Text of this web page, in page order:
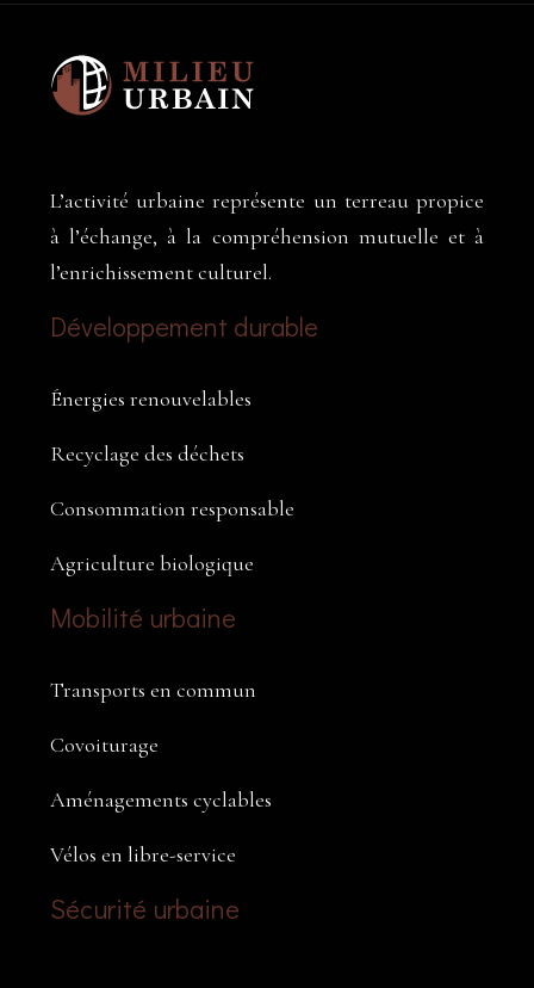
L’activité urbaine représente un terreau propice
à l’échange, à la compréhension mutuelle et à
l’enrichissement culturel.
Développement durable
Énergies renouvelables
Recyclage des déchets
Consommation responsable
Agriculture biologique
Mobilité urbaine
Transports en commun
Covoiturage
Aménagements cyclables
Vélos en libre-service
Sécurité urbaine